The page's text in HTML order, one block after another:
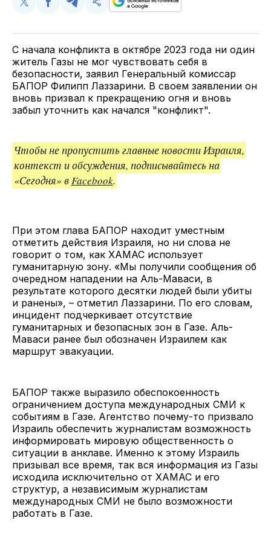
Поделиться
Twitter
Поделиться
Facebook
Поделиться
Telegram
Скопируйте
поделитесь
С начала конфликта в октябре 2023 года ни один
житель Газы не мог чувствовать себя в
безопасности, заявил Генеральный комиссар
БАПОР Филипп Лаззарини. В своем заявлении он
вновь призвал к прекращению огня и вновь
забыл уточнить как начался "конфликт".
Чтобы не пропустить главные новости Израиля,
контекст и обсуждения, подписывайтесь на
«Сегодня» вFacebook.
При этом глава БАПОР находит уместным
отметить действия Израиля, но ни слова не
говорит о том, как ХАМАС использует
гуманитарную зону. «Мы получили сообщения об
очередном нападении на Аль-Маваси, в
результате которого десятки людей были убиты
и ранены», – отметил Лаззарини. По его словам,
инцидент подчеркивает отсутствие
гуманитарных и безопасных зон в Газе. Аль-
Маваси ранее был обозначен Израилем как
маршрут эвакуации.
БАПОР также выразило обеспокоенность
ограничением доступа международных СМИ к
событиям в Газе. Агентство почему-то призвало
Израиль обеспечить журналистам возможность
информировать мировую общественность о
ситуации в анклаве. Именно к этому Израиль
призывал все время, так вся информация из Газы
исходила исключительно от ХАМАС и его
структур, а независимым журналистам
международных СМИ не было возможности
работать в Газе.